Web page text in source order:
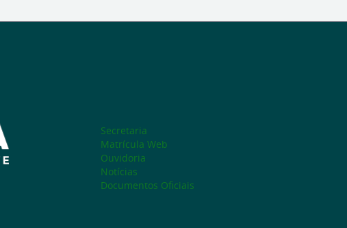
Secretaria
Matrícula Web
Ouvidoria
Notícias
Documentos Oficiais